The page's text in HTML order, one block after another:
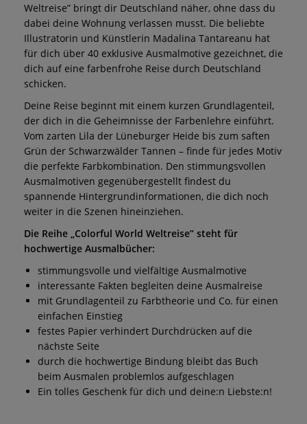
Weltreise” bringt dir Deutschland näher, ohne dass du
dabei deine Wohnung verlassen musst. Die beliebte
Illustratorin und Künstlerin Madalina Tantareanu hat
für dich über 40 exklusive Ausmalmotive gezeichnet, die
dich auf eine farbenfrohe Reise durch Deutschland
schicken.
Deine Reise beginnt mit einem kurzen Grundlagenteil,
der dich in die Geheimnisse der Farbenlehre einführt.
Vom zarten Lila der Lüneburger Heide bis zum saften
Grün der Schwarzwälder Tannen – finde für jedes Motiv
die perfekte Farbkombination. Den stimmungsvollen
Ausmalmotiven gegenübergestellt findest du
spannende Hintergrundinformationen, die dich noch
weiter in die Szenen hineinziehen.
Die Reihe „Colorful World Weltreise” steht für
hochwertige Ausmalbücher:
stimmungsvolle und vielfältige Ausmalmotive
interessante Fakten begleiten deine Ausmalreise
mit Grundlagenteil zu Farbtheorie und Co. für einen
einfachen Einstieg
festes Papier verhindert Durchdrücken auf die
nächste Seite
durch die hochwertige Bindung bleibt das Buch
beim Ausmalen problemlos aufgeschlagen
Ein tolles Geschenk für dich und deine:n Liebste:n!